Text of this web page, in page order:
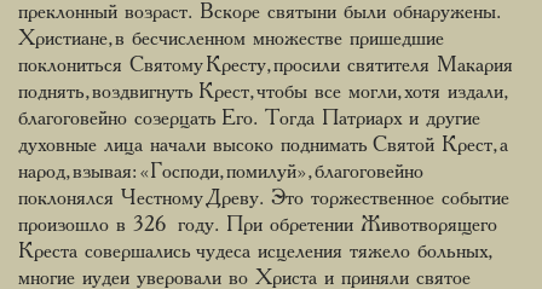
преклонный возраст. Вскоре святыни были обнаружены.
Христиане, в бесчисленном множестве пришедшие
поклониться Святому Кресту, просили святителя Макария
поднять, воздвигнуть Крест, чтобы все могли, хотя издали,
благоговейно созерцать Его. Тогда Патриарх и другие
духовные лица начали высоко поднимать Святой Крест, а
народ, взывая: «Господи, помилуй», благоговейно
поклонялся Честному Древу. Это торжественное событие
произошло в 326 году. При обретении Животворящего
Креста совершались чудеса исцеления тяжело больных,
многие иудеи уверовали во Христа и приняли святое